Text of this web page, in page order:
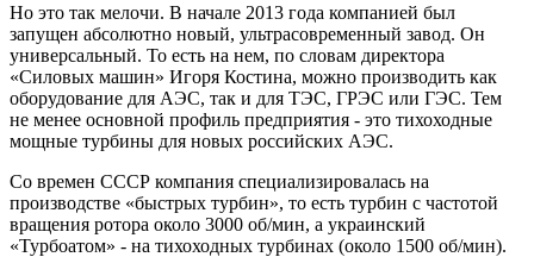
Но это так мелочи. В начале 2013 года компанией был
запущен абсолютно новый, ультрасовременный завод. Он
универсальный. То есть на нем, по словам директора
«Силовых машин» Игоря Костина, можно производить как
оборудование для АЭС, так и для ТЭС, ГРЭС или ГЭС. Тем
не менее основной профиль предприятия - это тихоходные
мощные турбины для новых российских АЭС.
Со времен СССР компания специализировалась на
производстве «быстрых турбин», то есть турбин с частотой
вращения ротора около 3000 об/мин, а украинский
«Турбоатом» - на тихоходных турбинах (около 1500 об/мин).